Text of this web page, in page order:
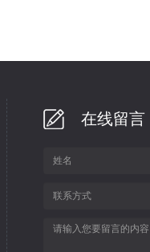
在线留言